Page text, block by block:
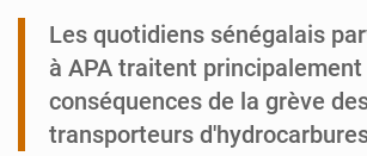
Les quotidiens sénégalais
à APA traitent principalement
conséquences de la grève
transporteurs